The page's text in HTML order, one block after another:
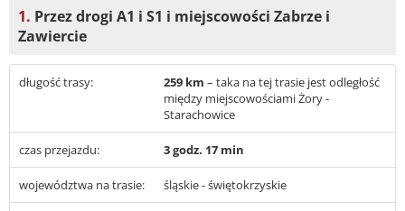
1. Przez drogi A1 i S1 i miejscowości Zabrze i
Zawiercie
długość trasy: 259 km – taka na tej trasie jest odległość
między miejscowościami Żory -
Starachowice
czas przejazdu: 3 godz. 17 min
województwa na trasie: śląskie - świętokrzyskie